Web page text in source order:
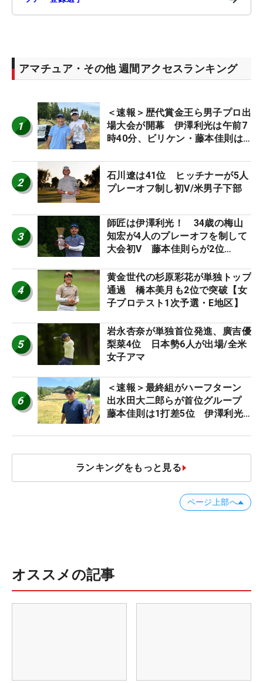
アマチュア・その他 週間アクセスランキング
1
＜速報＞歴代賞金王ら男子プロ出
場大会が開幕 伊澤利光は午前7
時40分、ビリケン・藤本佳則は
STAGE JOYX OPEN】
2
石川遼は41位 ヒッチナーが5人
プレーオフ制し初V/米男子下部
3
師匠は伊澤利光！ 34歳の梅山
知宏が4人のプレーオフを制して
大会初V 藤本佳則らが2位
4
黄金世代の杉原彩花が単独トップ
通過 橋本美月も2位で突破【女
子プロテスト1次予選・E地区】
5
岩永杏奈が単独首位発進、廣吉優
梨菜4位 日本勢6人が出場/全米
女子アマ
6
＜速報＞最終組がハーフターン
出水田大二郎らが首位グループ
藤本佳則は1打差5位 伊澤利光
JOYX OPEN】
ランキングをもっと見る
ページ上部へ
オススメの記事